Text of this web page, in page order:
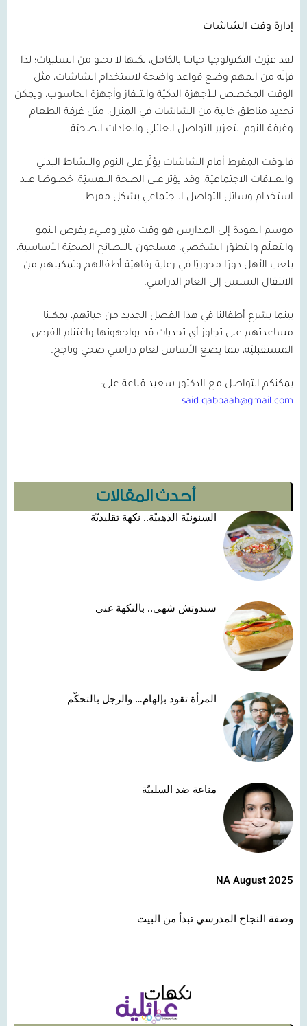
أحدث المقالات
السنونيّة الذهبيّة.. نكهة تقليديّة
سندوتش شهي.. بالنكهة غني
المرأة تقود بإلهام… والرجل بالتحكّم
مناعة ضد السلبيّة
NA August 2025
وصفة النجاح المدرسي تبدأ من البيت
إدارة وقت الشاشات
لقد غيّرت التكنولوجيا حياتنا بالكامل، لكنها لا تخلو من السلبيات؛ لذا
فإنّه من المهم وضع قواعد واضحة لاستخدام الشاشات، مثل
الوقت المخصص للأجهزة الذكيّة والتلفاز وأجهزة الحاسوب، ويمكن
تحديد مناطق خالية من الشاشات في المنزل، مثل غرفة الطعام
وغرفة النوم، لتعزيز التواصل العائلي والعادات الصحيّة.
فالوقت المفرط أمام الشاشات يؤثّر على النوم والنشاط البدني
والعلاقات الاجتماعيّة، وقد يؤثر على الصحة النفسيّة، خصوصًا عند
استخدام وسائل التواصل الاجتماعي بشكل مفرط.
موسم العودة إلى المدارس هو وقت مثير ومليء بفرص النمو
والتعلّم والتطوّر الشخصي. مسلحون بالنصائح الصحيّة الأساسية،
يلعب الأهل دورًا محوريًا في رعاية رفاهيّة أطفالهم وتمكينهم من
الانتقال السلس إلى العام الدراسي.
بينما يشرع أطفالنا في هذا الفصل الجديد من حياتهم، يمكننا
مساعدتهم على تجاوز أي تحديات قد يواجهونها واغتنام الفرص
المستقبليّة، مما يضع الأساس لعام دراسي صحي وناجح.
يمكنكم التواصل مع الدكتور سعيد قباعة على:
said.qabbaah@gmail.com